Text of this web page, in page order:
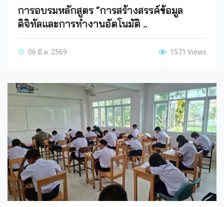
การอบรมหลักสูตร “การสร้างสรรค์ข้อมูล
ดิจิทัลและการทำงานอัตโนมัติ ..
06 มี.ค. 2569 1571 Views